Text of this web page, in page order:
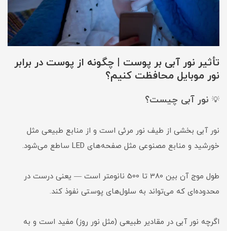
تأثیر نور آبی بر پوست | چگونه از پوست در برابر
نور موبایل محافظت کنیم؟
💡 نور آبی چیست؟
نور آبی بخشی از طیف نور مرئی است و از منابع طبیعی مثل
خورشید و منابع مصنوعی مثل صفحه‌های LED ساطع می‌شود.
طول موج آن بین 380 تا 500 نانومتر است — یعنی درست در
محدوده‌ای که می‌تواند به سلول‌های پوستی نفوذ کند.
اگرچه نور آبی در مقادیر طبیعی (مثل نور روز) مفید است و به